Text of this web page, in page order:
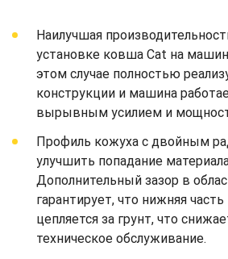
Наилучшая
установке ковша Cat на
этом случае полностью
конструкции и машина
вырывным усилием и
Профиль кожуха с двойным
улучшить попадание
Дополнительный зазор в
гарантирует, что нижняя
цепляется за грунт, что
техническое обслуживание.